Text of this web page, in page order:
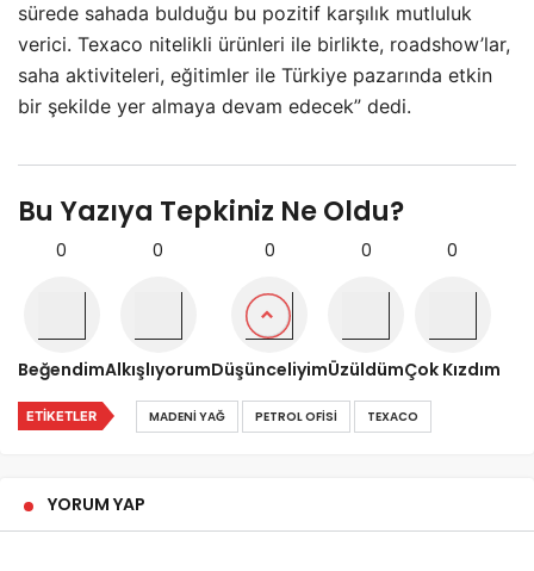
sürede sahada bulduğu bu pozitif karşılık mutluluk
verici. Texaco nitelikli ürünleri ile birlikte, roadshow’lar,
saha aktiviteleri, eğitimler ile Türkiye pazarında etkin
bir şekilde yer almaya devam edecek” dedi.
Bu Yazıya Tepkiniz Ne Oldu?
0
Beğendim
0
Alkışlıyorum
0
Düşünceliyim
0
Üzüldüm
0
Çok Kızdım
ETIKETLER MADENI YAĞ PETROL OFISI TEXACO
YORUM YAP